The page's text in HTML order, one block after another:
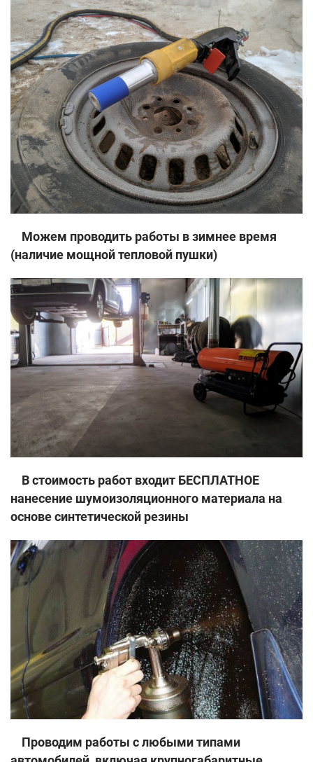
Можем проводить работы в зимнее время
(наличие мощной тепловой пушки)
В стоимость работ входит БЕСПЛАТНОЕ
нанесение шумоизоляционного материала на
основе синтетической резины
Проводим работы с любыми типами